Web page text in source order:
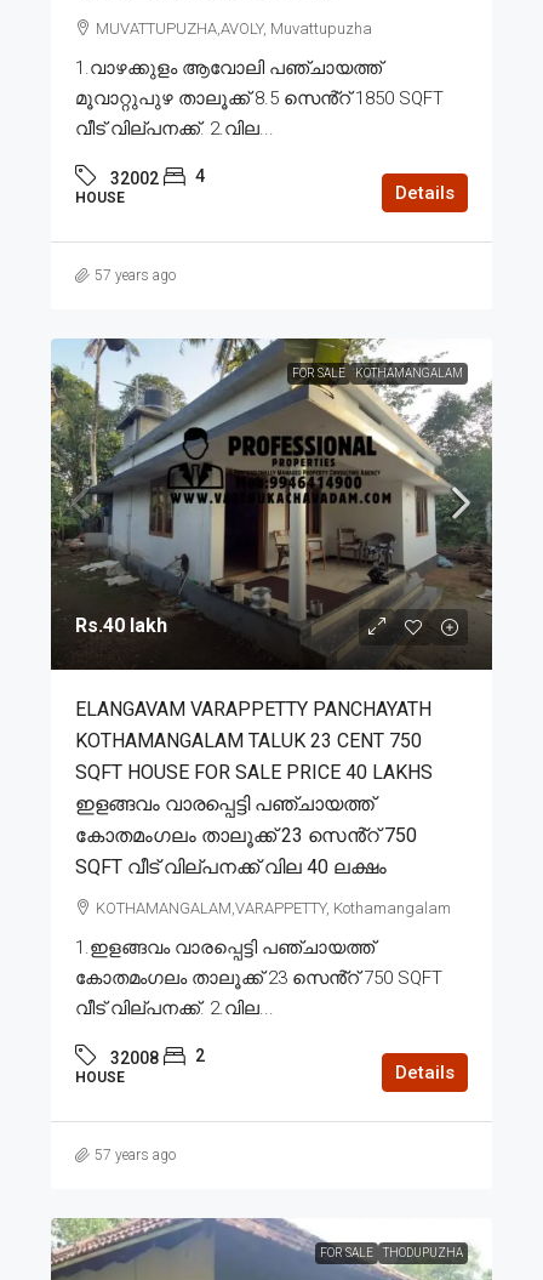
MUVATTUPUZHA,AVOLY, Muvattupuzha
1.വാഴക്കുളം ആവോലി പഞ്ചായത്ത്
മൂവാറ്റുപുഴ താലൂക്ക് 8.5 സെൻ്റ് 1850 SQFT
വീട് വില്പനക്ക്. 2.വില...
32002 4
HOUSE Details
57 years ago
FOR SALE KOTHAMANGALAM
Rs.40 lakh
ELANGAVAM VARAPPETTY PANCHAYATH
KOTHAMANGALAM TALUK 23 CENT 750
SQFT HOUSE FOR SALE PRICE 40 LAKHS
ഇളങ്ങവം വാരപ്പെട്ടി പഞ്ചായത്ത്
കോതമംഗലം താലൂക്ക് 23 സെൻ്റ് 750
SQFT വീട് വില്പനക്ക് വില 40 ലക്ഷം
KOTHAMANGALAM,VARAPPETTY, Kothamangalam
1.ഇളങ്ങവം വാരപ്പെട്ടി പഞ്ചായത്ത്
കോതമംഗലം താലൂക്ക് 23 സെൻ്റ് 750 SQFT
വീട് വില്പനക്ക്. 2.വില...
32008 2
HOUSE Details
57 years ago
FOR SALE THODUPUZHA